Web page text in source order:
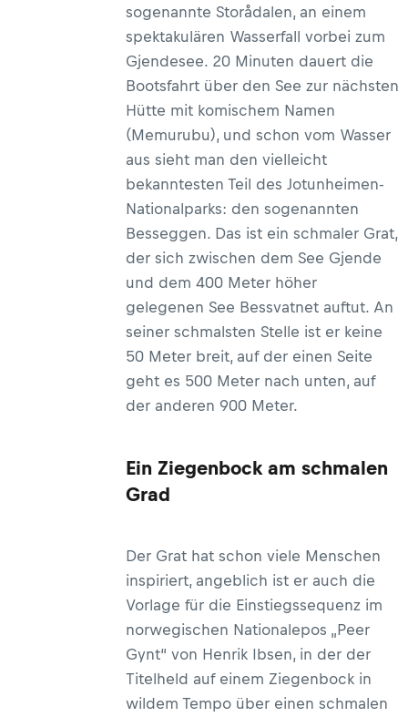
sogenannte Storådalen, an einem
spektakulären Wasserfall vorbei zum
Gjendesee. 20 Minuten dauert die
Bootsfahrt über den See zur nächsten
Hütte mit komischem Namen
(Memurubu), und schon vom Wasser
aus sieht man den vielleicht
bekanntesten Teil des Jotunheimen-
Nationalparks: den sogenannten
Besseggen. Das ist ein schmaler Grat,
der sich zwischen dem See Gjende
und dem 400 Meter höher
gelegenen See Bessvatnet auftut. An
seiner schmalsten Stelle ist er keine
50 Meter breit, auf der einen Seite
geht es 500 Meter nach unten, auf
der anderen 900 Meter.
Ein Ziegenbock am schmalen
Grad
Der Grat hat schon viele Menschen
inspiriert, angeblich ist er auch die
Vorlage für die Einstiegssequenz im
norwegischen Nationalepos „Peer
Gynt“ von Henrik Ibsen, in der der
Titelheld auf einem Ziegenbock in
wildem Tempo über einen schmalen